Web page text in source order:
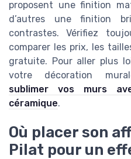
proposent une finition
d’autres une finition
contrastes. Vérifiez
comparer les prix, les
gratuite. Pour aller plus
votre décoration
sublimer vos murs
céramique.
Où placer son
Pilat pour un